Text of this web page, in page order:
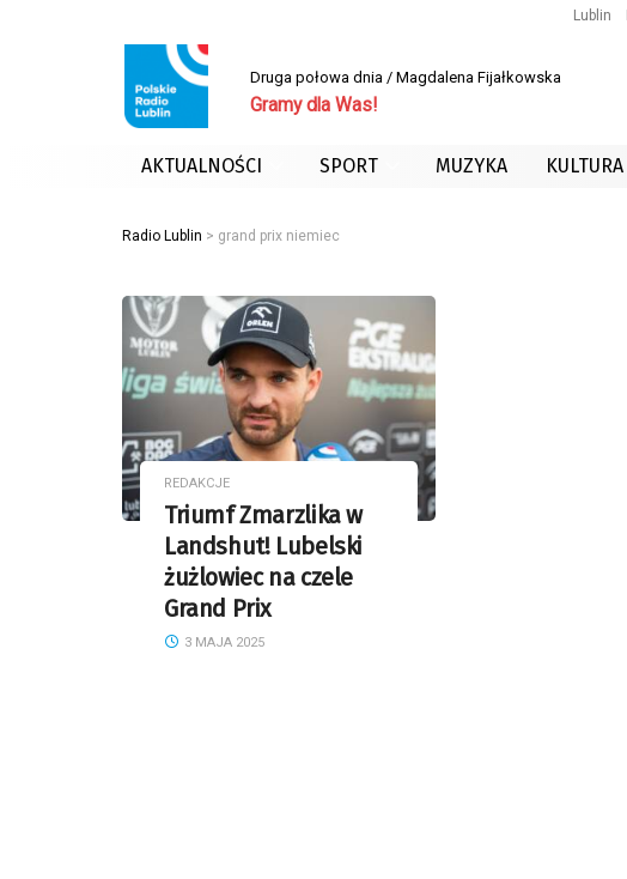
Lublin
Druga połowa dnia / Magdalena Fijałkowska
Gramy dla Was!
AKTUALNOŚCI SPORT MUZYKA KULTURA
Radio Lublin > grand prix niemiec
REDAKCJE
Triumf Zmarzlika w
Landshut! Lubelski
żużlowiec na czele
Grand Prix
3 MAJA 2025